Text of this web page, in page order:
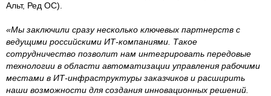
Альт, Ред ОС).
«Мы заключили сразу несколько ключевых партнерств с
ведущими российскими ИТ-компаниями. Такое
сотрудничество позволит нам интегрировать передовые
технологии в области автоматизации управления рабочими
местами в ИТ-инфраструктуры заказчиков и расширить
наши возможности для создания инновационных решений.